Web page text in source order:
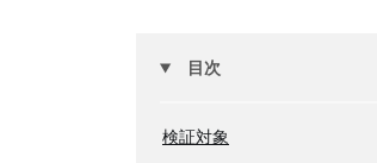
目次
検証対象